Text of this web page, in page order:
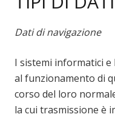
Dati di navigazione
I sistemi informatici e
al funzionamento di
corso del loro
la cui trasmissione è